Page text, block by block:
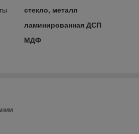
стекло, металл
ламинированная ДСП
МДФ